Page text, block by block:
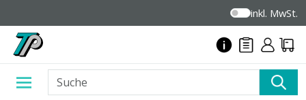
inkl. MwSt.